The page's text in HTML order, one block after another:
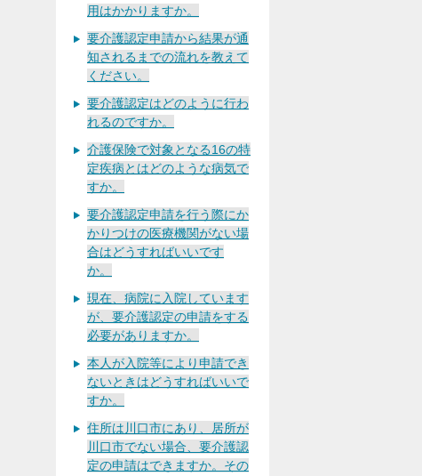
用はかかりますか。
要介護認定申請から結果が通
知されるまでの流れを教えて
ください。
要介護認定はどのように行わ
れるのですか。
介護保険で対象となる16の特
定疾病とはどのような病気で
すか。
要介護認定申請を行う際にか
かりつけの医療機関がない場
合はどうすればいいです
か。
現在、病院に入院しています
が、要介護認定の申請をする
必要がありますか。
本人が入院等により申請でき
ないときはどうすればいいで
すか。
住所は川口市にあり、居所が
川口市でない場合、要介護認
定の申請はできますか。その